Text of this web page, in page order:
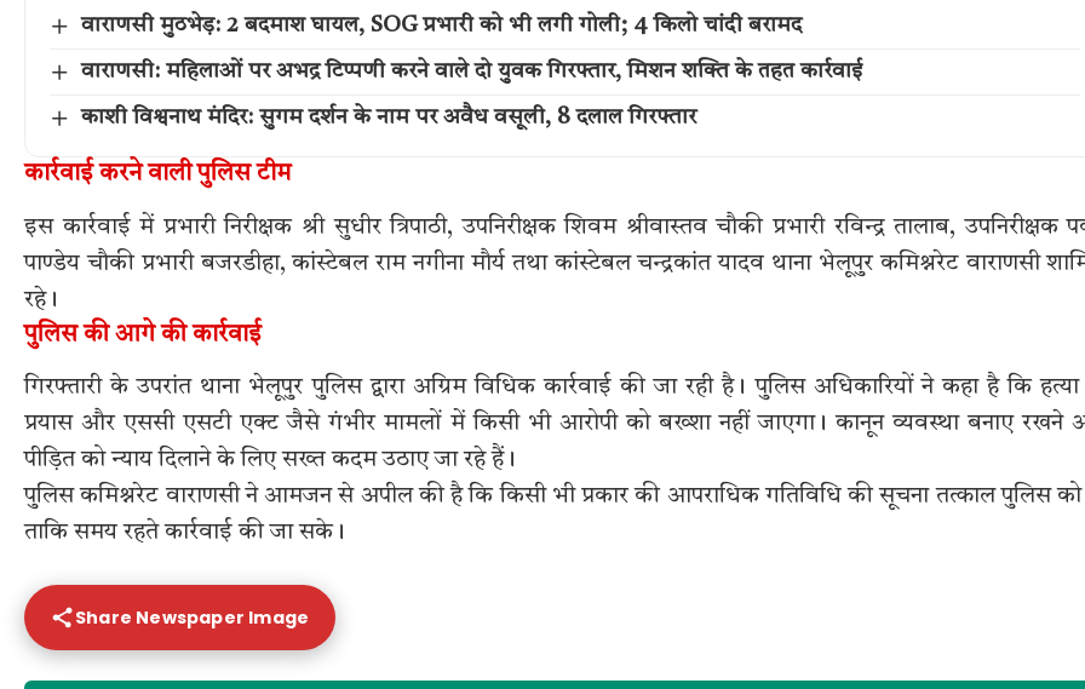
वाराणसी मुठभेड़: 2 बदमाश घायल, SOG प्रभारी को भी लगी गोली; 4 किलो चांदी बरामद
वाराणसी: महिलाओं पर अभद्र टिप्पणी करने वाले दो युवक गिरफ्तार, मिशन शक्ति के तहत कार्रवाई
काशी विश्वनाथ मंदिर: सुगम दर्शन के नाम पर अवैध वसूली, 8 दलाल गिरफ्तार
कार्रवाई करने वाली पुलिस टीम
इस कार्रवाई में प्रभारी निरीक्षक श्री सुधीर त्रिपाठी, उपनिरीक्षक शिवम श्रीवास्तव चौकी प्रभारी रविन्द्र तालाब, उपनिरीक्षक
पाण्डेय चौकी प्रभारी बजरडीहा, कांस्टेबल राम नगीना मौर्य तथा कांस्टेबल चन्द्रकांत यादव थाना भेलूपुर कमिश्नरेट वाराणसी
रहे।
पुलिस की आगे की कार्रवाई
गिरफ्तारी के उपरांत थाना भेलूपुर पुलिस द्वारा अग्रिम विधिक कार्रवाई की जा रही है। पुलिस अधिकारियों ने कहा है कि
प्रयास और एससी एसटी एक्ट जैसे गंभीर मामलों में किसी भी आरोपी को बख्शा नहीं जाएगा। कानून व्यवस्था बनाए रखने
पीड़ित को न्याय दिलाने के लिए सख्त कदम उठाए जा रहे हैं।
पुलिस कमिश्नरेट वाराणसी ने आमजन से अपील की है कि किसी भी प्रकार की आपराधिक गतिविधि की सूचना तत्काल पुलिस को
ताकि समय रहते कार्रवाई की जा सके।
Share Newspaper Image